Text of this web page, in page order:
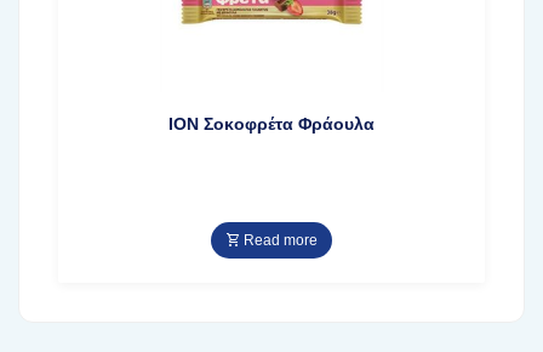
ΙΟΝ Σοκοφρέτα Φράουλα
Read more